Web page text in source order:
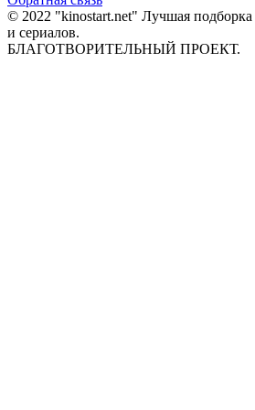
© 2022 "kinostart.net" Лучшая
и сериалов.
БЛАГОТВОРИТЕЛЬНЫЙ ПРОЕКТ.